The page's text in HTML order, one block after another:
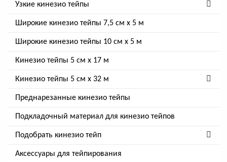
Узкие кинезио тейпы
Широкие кинезио тейпы 7,5 см x 5 м
Широкие кинезио тейпы 10 см х 5 м
Кинезио тейпы 5 см x 17 м
Кинезио тейпы 5 см х 32 м
Преднарезанные кинезио тейпы
Подкладочный материал для кинезио тейпов
Подобрать кинезио тейп
Аксессуары для тейпирования